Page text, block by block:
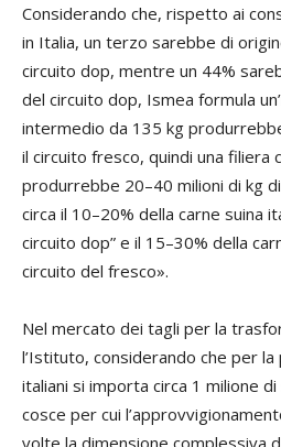
Considerando che, rispetto ai
in Italia, un terzo sarebbe di
circuito dop, mentre un 44%
del circuito dop, Ismea formula
intermedio da 135 kg
il circuito fresco, quindi una filiera
produrrebbe 20–40 milioni di kg
circa il 10–20% della carne suina
circuito dop” e il 15–30% della
circuito del fresco».
Nel mercato dei tagli per la
l’Istituto, considerando che per
italiani si importa circa 1 milione
cosce per cui
volte la dimensione complessiva